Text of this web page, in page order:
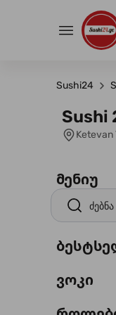
Sushi24
Sushi
Ketevan
მენიუ
ვოკი